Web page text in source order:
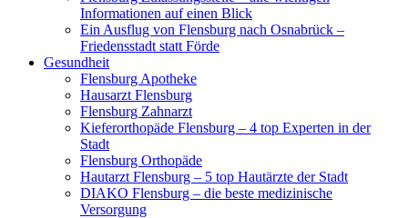
Informationen auf einen Blick
Ein Ausflug von Flensburg nach Osnabrück –
Friedensstadt statt Förde
Gesundheit
Flensburg Apotheke
Hausarzt Flensburg
Flensburg Zahnarzt
Kieferorthopäde Flensburg – 4 top Experten in der
Stadt
Flensburg Orthopäde
Hautarzt Flensburg – 5 top Hautärzte der Stadt
DIAKO Flensburg – die beste medizinische
Versorgung